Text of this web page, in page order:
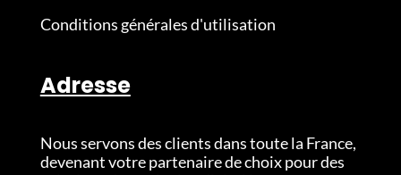
Conditions générales d'utilisation
Adresse
Nous servons des clients dans toute la France,
devenant votre partenaire de choix pour des